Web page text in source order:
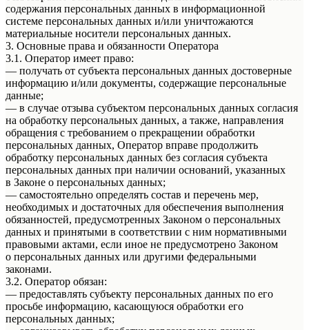
содержания персональных данных в информационной
системе персональных данных и/или уничтожаются
материальные носители персональных данных.
3. Основные права и обязанности Оператора
3.1. Оператор имеет право:
— получать от субъекта персональных данных достоверные
информацию и/или документы, содержащие персональные
данные;
— в случае отзыва субъектом персональных данных согласия
на обработку персональных данных, а также, направления
обращения с требованием о прекращении обработки
персональных данных, Оператор вправе продолжить
обработку персональных данных без согласия субъекта
персональных данных при наличии оснований, указанных
в Законе о персональных данных;
— самостоятельно определять состав и перечень мер,
необходимых и достаточных для обеспечения выполнения
обязанностей, предусмотренных Законом о персональных
данных и принятыми в соответствии с ним нормативными
правовыми актами, если иное не предусмотрено Законом
о персональных данных или другими федеральными
законами.
3.2. Оператор обязан:
— предоставлять субъекту персональных данных по его
просьбе информацию, касающуюся обработки его
персональных данных;